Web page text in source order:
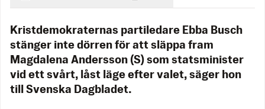
Kristdemokraternas partiledare Ebba Busch
stänger inte dörren för att släppa fram
Magdalena Andersson (S) som statsminister
vid ett svårt, låst läge efter valet, säger hon
till Svenska Dagbladet.